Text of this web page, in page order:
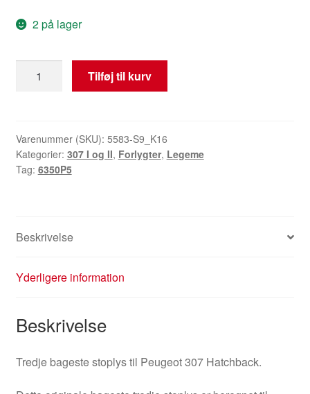
2 på lager
bremselys
6350P5
antal
Tilføj til kurv
Varenummer (SKU): 5583-S9_K16
Kategorier: 307 I og II, Forlygter, Legeme
Tag: 6350P5
Beskrivelse
Yderligere information
Beskrivelse
Tredje bageste stoplys til Peugeot 307 Hatchback.